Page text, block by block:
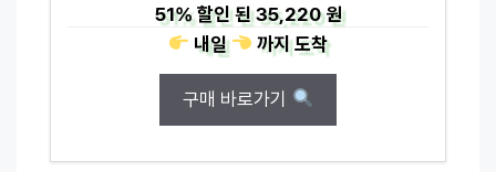
51%할인 된35,220 원
내일
까지도착
구매 바로가기